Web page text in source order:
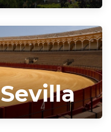
Sevilla